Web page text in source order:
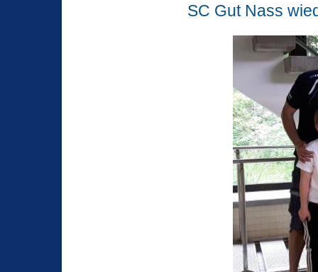
SC Gut Nass